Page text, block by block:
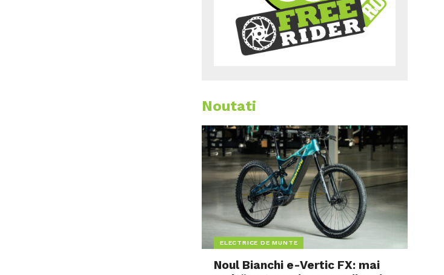
Noutati
ELECTRICE DE MUNTE
Noul Bianchi e-Vertic FX: mai